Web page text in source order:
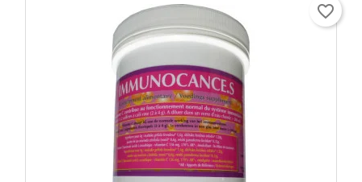
favorite_border